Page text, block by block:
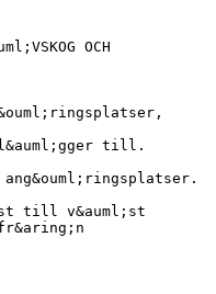
OCH
l&auml;gger till.
till v&auml;st